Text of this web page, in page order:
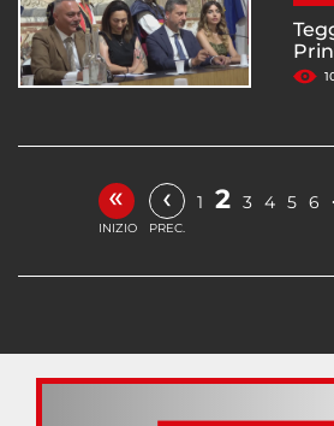
«
INIZIO
‹
PREC.
1 2 3 4 5 6